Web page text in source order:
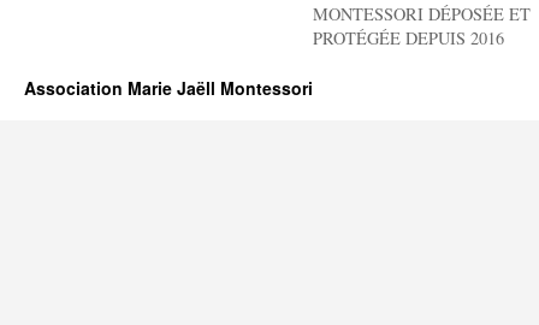
MONTESSORI DÉPOSÉE ET
PROTÉGÉE DEPUIS 2016
Association Marie Jaëll Montessori